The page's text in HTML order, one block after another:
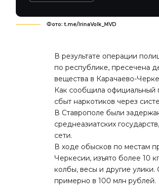
Фото: t.me/IrinaVolk_MVD
В результате операции
по республике, пресечена
вещества в Карачаево-
Как сообщила
сбыт наркотиков через
В Ставрополе были
среднеазиатских
сети.
В ходе обысков по местам
Черкесии, изъято более 10
колбы, весы и другие
примерно в 100 млн рублей.